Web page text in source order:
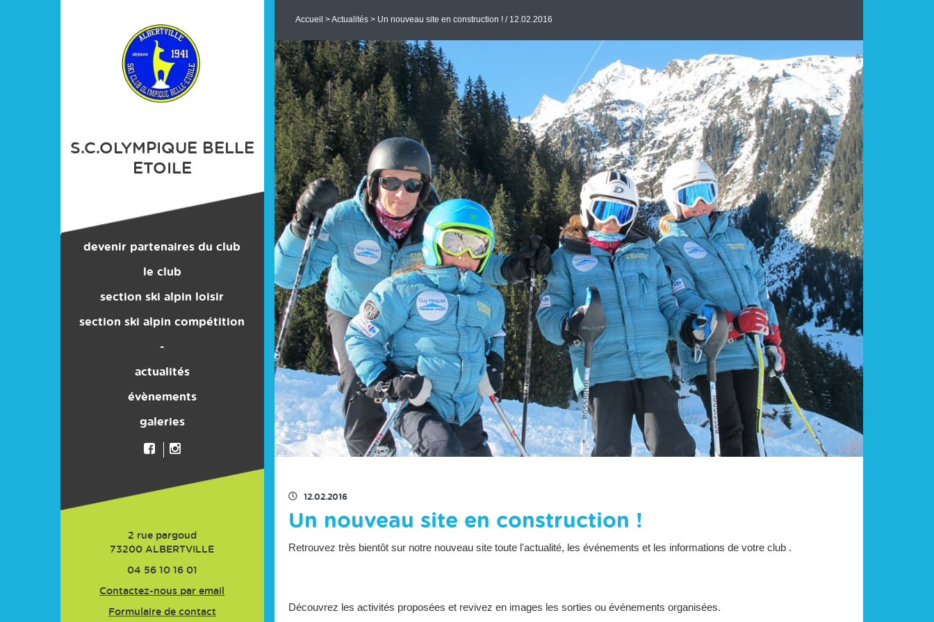
S.C.OLYMPIQUE BELLE
ETOILE
devenir partenaires du club
le club
contacts
son histoire
section ski alpin loisir
section ski alpin compétition
-
actualités
évènements
galeries
2 rue pargoud
73200 ALBERTVILLE
04 56 10 16 01
Contactez-nous par email
Formulaire de contact
Accueil >Actualités> Un nouveau site en construction ! / 12.02.2016
12.02.2016
Un nouveau site en construction !
Retrouvez très bientôt sur notre nouveau site toute l'actualité, les événements et les informations de votre club .
Découvrez les activités proposées et revivez en images les sorties ou événements organisées.